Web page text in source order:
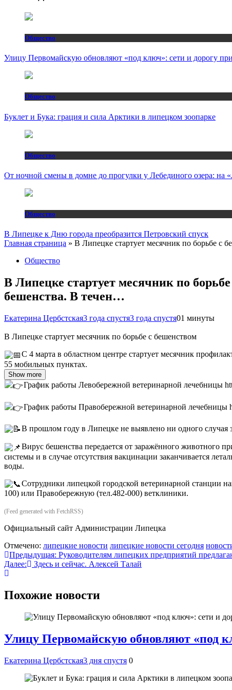
Общество
Улицу Первомайскую обновляют «под ключ»: сети и дорогу
Общество
Буклет и Бука: грация и сила Арктики в липецком зоопарке
Общество
От ночной смены в домне до прогулки у Лебединого озера:
Общество
В Липецке к Дню города преобразится Петровский спуск
Главная страница » В Липецке стартует месячник по борьбе с
Общество
В Липецке стартует месячник по
бешенства. В течен…
Екатерина Цербстская3 года спустя3 года спустя01 минуты
В Липецке стартует месячник по борьбе с бешенством
С 4 марта в областном центре стартует месячник
55 мобильных пунктах.
Show more
График работы Левобережной ветеринарной лечебницы
График работы Правобережной ветеринарной лечебницы
В прошлом году в Липецке не выявлено ни одного случая
Вирус бешенства передается от заражённого животного
системы и в случае отсутствия вакцинации заканчивается
воды.
Сотрудники липецкой городской ветеринарной станции
100) или Правобережную (тел.482-000) ветклиники.
(Feed generated with FetchRSS)
Официальный сайт Администрации Липецка
Отмечено: липецкие новости липецкие новости сегодня
Навигация
по
Предыдущая: Руководителям липецких предприятий
Далее:
Здесь и сейчас. Алексей Талай
Похожие новости
Улицу Первомайскую обновляют «под
Екатерина Цербстская3 дня спустя 0